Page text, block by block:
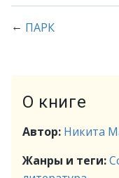
← ПАРК
О книге
Автор: Никита
Жанры и теги: